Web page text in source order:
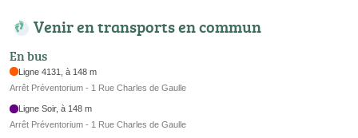
Venir en transports en commun
En bus
Ligne 4131, à 148 m
Arrêt Préventorium - 1 Rue Charles de Gaulle
Ligne Soir, à 148 m
Arrêt Préventorium - 1 Rue Charles de Gaulle